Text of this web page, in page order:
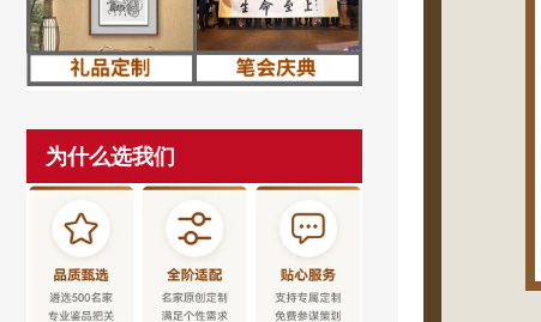
为什么选我们